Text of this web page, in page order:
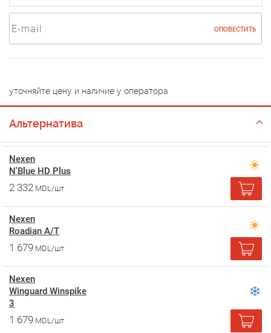
ОПОВЕСТИТЬ
уточняйте цену и наличие у оператора
Альтернатива
Nexen
N'Blue HD Plus
2 332 MDL/шт
Nexen
Roadian A/T
1 679 MDL/шт
Nexen
Winguard Winspike
3
1 679 MDL/шт